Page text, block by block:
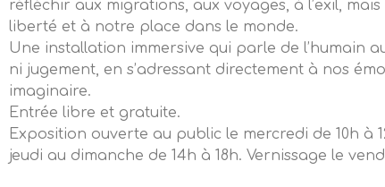
réfléchir aux migrations, aux voyages, à l’exil,
liberté et à notre place dans le monde.
Une installation immersive qui parle de l’humain
ni jugement, en s’adressant directement à nos
imaginaire.
Entrée libre et gratuite.
Exposition ouverte au public le mercredi de 10h à
jeudi au dimanche de 14h à 18h. Vernissage le